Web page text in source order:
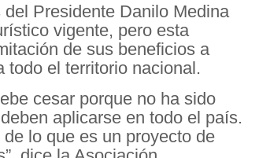
Presidente Danilo Medina
vigente, pero esta
de sus beneficios a
todo el territorio nacional.
cesar porque no ha sido
aplicarse en todo el país.
lo que es un proyecto de